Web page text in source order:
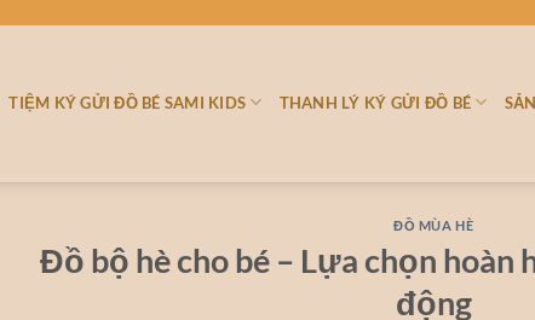
TIỆM KÝ GỬI ĐỒ BÉ SAMI KIDS THANH LÝ KÝ GỬI ĐỒ BÉ
ĐỒ MÙA HÈ
Đồ bộ hè cho bé – Lựa chọn hoàn
động